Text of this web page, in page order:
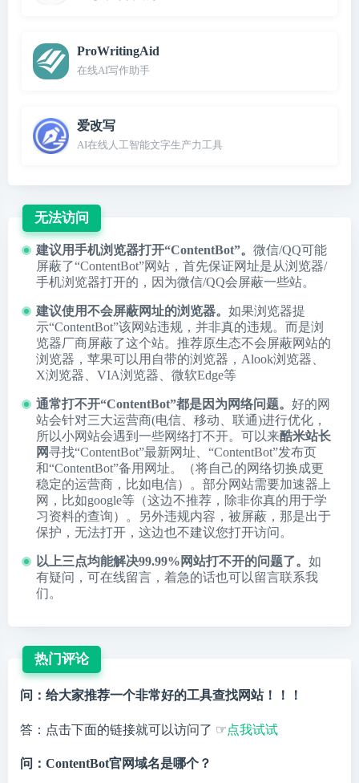
ProWritingAid
在线AI写作助手
爱改写
AI在线人工智能文字生产力工具
无法访问
建议用手机浏览器打开“ContentBot”。 微信/QQ可能
屏蔽了“ContentBot”网站，首先保证网址是从浏览器/
手机浏览器打开的，因为微信/QQ会屏蔽一些站。
建议使用不会屏蔽网址的浏览器。 如果浏览器提
示“ContentBot”该网站违规，并非真的违规。而是浏
览器厂商屏蔽了这个站。推荐原生态不会屏蔽网站的
浏览器，苹果可以用自带的浏览器， Alook浏览器
X浏览器
VIA浏览器 微软Edge等
通常打不开“ContentBot”都是因为网络问题。 好的网
站会针对三大运营商(电信、移动、联通)进行优化，
所以小网站会遇到一些网络打不开。可以来酷米站长
网寻找“ContentBot”最新网址、“ContentBot”发布页
和“ContentBot”备用网址。（将自己的网络切换成更
稳定的运营商，比如电信）。部分网站需要加速器上
网，比如google等（这边不推荐，除非你真的用于学
习资料的查询）。另外违规内容，被屏蔽，那是出于
保护，无法打开，这边也不建议您打开访问。
以上三点均能解决99.99%网站打不开的问题了。 如
有疑问，可在线留言，着急的话也可以留言联系我
们。
热门评论
问：给大家推荐一个非常好的工具查找网站！！！
答：点击下面的链接就可以访问了 ☞点我试试
问：ContentBot官网域名是哪个？